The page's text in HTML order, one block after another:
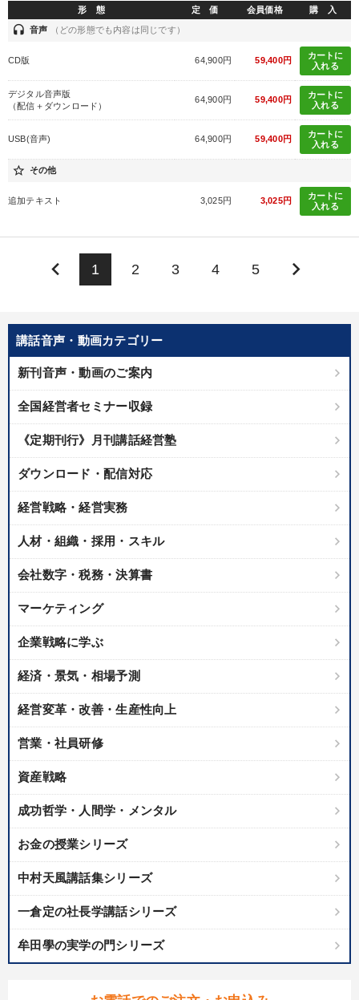
講話音声・動画カテゴリー
新刊音声・動画のご案内
全国経営者セミナー収録
《定期刊行》月刊講話経営塾
ダウンロード・配信対応
経営戦略・経営実務
人材・組織・採用・スキル
会社数字・税務・決算書
マーケティング
企業戦略に学ぶ
経済・景気・相場予測
経営変革・改善・生産性向上
営業・社員研修
資産戦略
成功哲学・人間学・メンタル
お金の授業シリーズ
中村天風講話集シリーズ
一倉定の社長学講話シリーズ
牟田學の実学の門シリーズ
形 態 定 価 会員価格 購 入
headset 音声 （どの形態でも内容は同じです）
CD版 64,900円 59,400円
カートに
入れる
デジタル音声版
（配信＋ダウンロード）
64,900円 59,400円
カートに
入れる
USB(音声) 64,900円 59,400円
カートに
入れる
star_border その他
追加テキスト 3,025円 3,025円
カートに
入れる
keyboard_arrow_left 1 2 3 4 5 keyboard_arrow_right